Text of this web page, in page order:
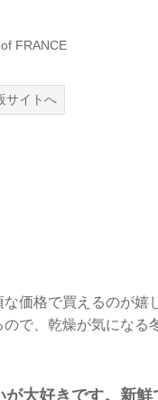
FRANCE
サイトへ
価格で買えるのが嬉
で、乾燥が気になる
大好きです。新鮮